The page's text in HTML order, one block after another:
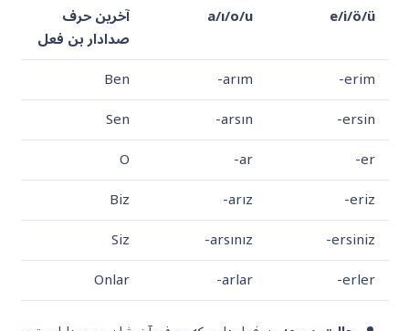
e/i/ö/ü
a/ı/o/u آخرین حرف
صدادار بن فعل
-erim
-arım
Ben
-ersin
-arsın
Sen
-er
-ar
O
-eriz
-arız
Biz
-ersiniz
-arsınız
Siz
-erler
-arlar
Onlar